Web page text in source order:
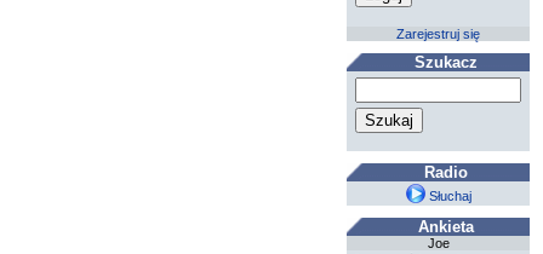
Zarejestruj się
Szukacz
Radio
Słuchaj
Ankieta
Joe